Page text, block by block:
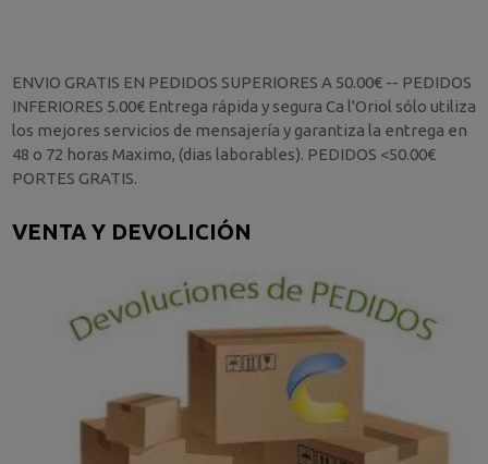
ENVIO GRATIS EN PEDIDOS SUPERIORES A 50.00€ -- PEDIDOS
INFERIORES 5.00€ Entrega rápida y segura Ca l'Oriol sólo utiliza
los mejores servicios de mensajería y garantiza la entrega en
48 o 72 horas Maximo, (dias laborables). PEDIDOS <50.00€
PORTES GRATIS.
VENTA Y DEVOLICIÓN